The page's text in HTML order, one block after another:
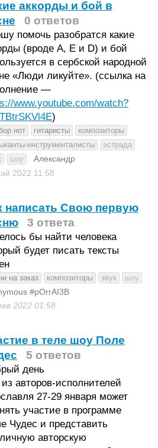
аккорды и бой в
0 ответов
помочь разобратся какие
(вроде A, E и D) и бой
в сербской народной
«Люди ликуйте». (ссылка на
—
www.youtube.com/watch?
)
нот гитаристы
композиторы
инструменталисты
эстрада
шоу
Александр
2022 11:58
написать Свою первую
3 ответа
бы найти человека
будет писать тексты
на заказ композиторы звук шоу
#pOrrAI3B
2022 01:58
в теле шоу Поле
5 ответов
день
из авторов-исполнителей
27-29 января может
участие в программе
Чудес и представить
авторскую